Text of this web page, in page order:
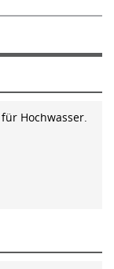
Hochwasser.